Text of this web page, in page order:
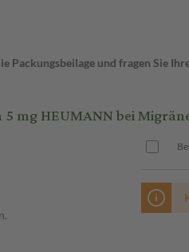
Packungsbeilage und fragen Sie
mg HEUMANN bei